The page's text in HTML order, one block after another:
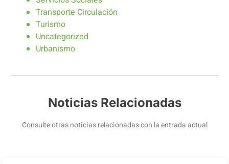
Transporte Circulación
Turismo
Uncategorized
Urbanismo
Noticias Relacionadas
Consulte otras noticias relacionadas con la entrada actual